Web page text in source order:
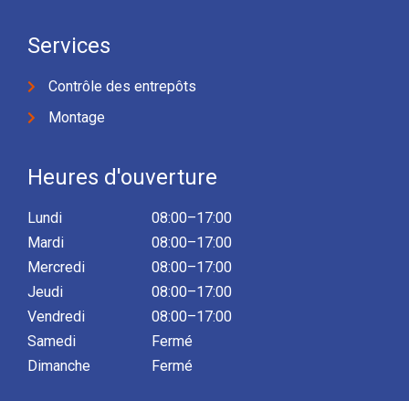
Services
Contrôle des entrepôts
Montage
Heures d'ouverture
Lundi
Mardi
Mercredi
Jeudi
Vendredi
Samedi
Dimanche
08:00–17:00
08:00–17:00
08:00–17:00
08:00–17:00
08:00–17:00
Fermé
Fermé